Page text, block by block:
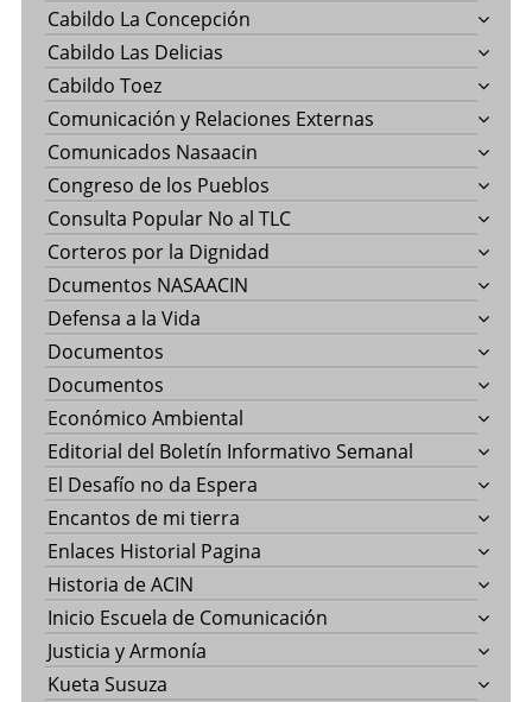
Cabildo La Concepción
Cabildo Las Delicias
Cabildo Toez
Comunicación y Relaciones Externas
Comunicados Nasaacin
Congreso de los Pueblos
Consulta Popular No al TLC
Corteros por la Dignidad
Dcumentos NASAACIN
Defensa a la Vida
Documentos
Documentos
Económico Ambiental
Editorial del Boletín Informativo Semanal
El Desafío no da Espera
Encantos de mi tierra
Enlaces Historial Pagina
Historia de ACIN
Inicio Escuela de Comunicación
Justicia y Armonía
Kueta Susuza